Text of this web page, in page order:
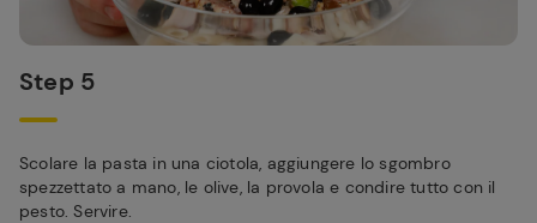
Step 5
Scolare la pasta in una ciotola, aggiungere lo sgombro
spezzettato a mano, le olive, la provola e condire tutto con il
pesto. Servire.